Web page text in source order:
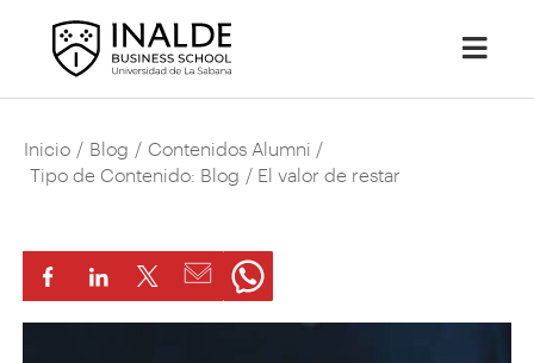
Inicio / Blog / Contenidos Alumni /
Tipo de Contenido: Blog / El valor de restar